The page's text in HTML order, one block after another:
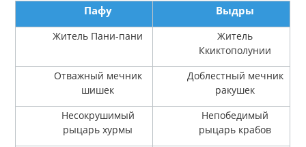
Пафу Выдры
Житель Пани-пани
Житель
Ккиктополунии
Отважный мечник
шишек
Доблестный мечник
ракушек
Несокрушимый
рыцарь хурмы
Непобедимый
рыцарь крабов